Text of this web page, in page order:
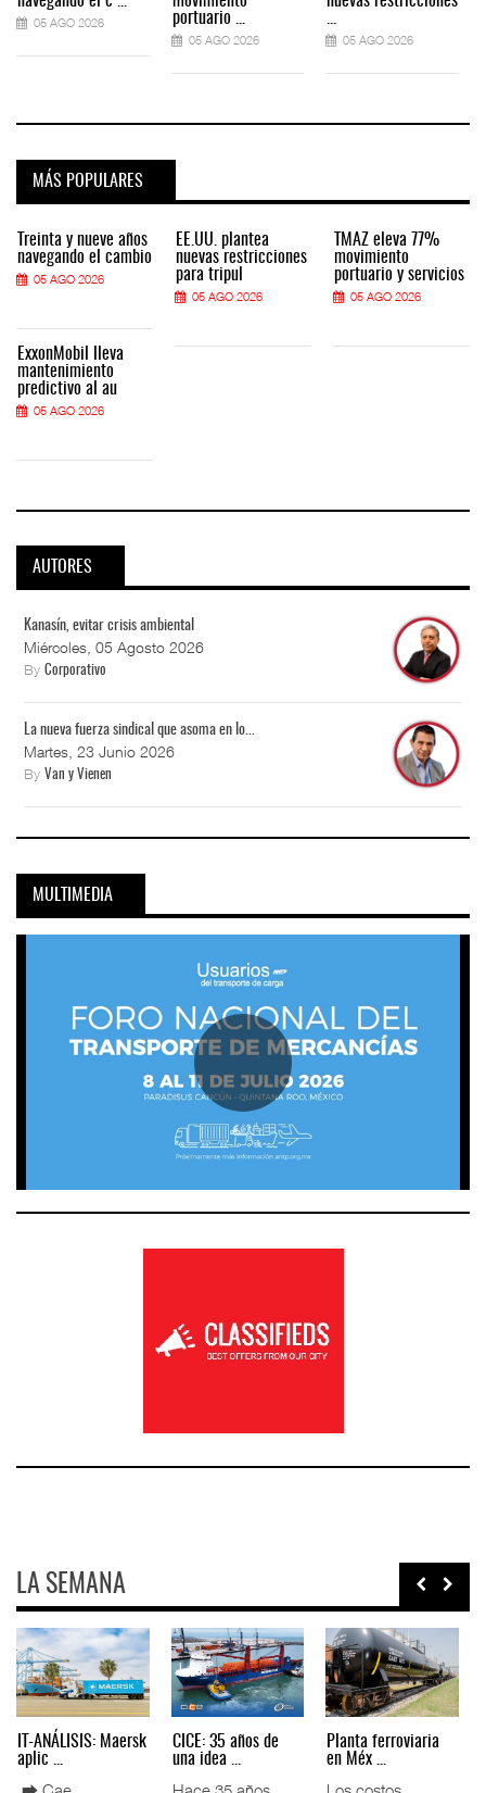
05 AGO 2026
portuario ...
05 AGO 2026
...
05 AGO 2026
MÁS POPULARES
Treinta y nueve años
navegando el cambio
05 AGO 2026
ExxonMobil lleva
mantenimiento
predictivo al au
05 AGO 2026
EE.UU. plantea
nuevas restricciones
para tripul
05 AGO 2026
TMAZ eleva 77%
movimiento
portuario y servicios
05 AGO 2026
AUTORES
Kanasín, evitar crisis ambiental
Miércoles, 05 Agosto 2026
By Corporativo
La nueva fuerza sindical que asoma en lo...
Martes, 23 Junio 2026
By Van y Vienen
MULTIMEDIA
LA SEMANA
Treinta y nueve años
nave ...
TMAZ eleva 77%
movimiento ...
EE.UU. plantea
nuevas res ...